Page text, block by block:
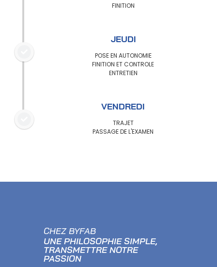
FINITION
JEUDI
POSE EN AUTONOMIE
FINITION ET CONTROLE
ENTRETIEN
VENDREDI
TRAJET
PASSAGE DE L'EXAMEN
CHEZ BYFAB
UNE PHILOSOPHIE SIMPLE,
TRANSMETTRE NOTRE
PASSION